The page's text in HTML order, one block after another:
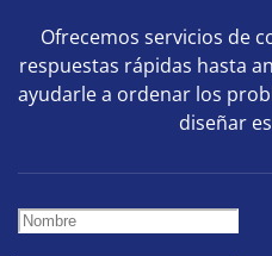
Ofrecemos servicios de
respuestas rápidas hasta
ayudarle a ordenar los
diseñar